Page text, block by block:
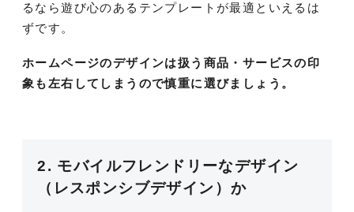
るなら遊び心のあるテンプレートが最適といえるは
ずです。
ホームページのデザインは扱う商品・サービスの印
象も左右してしまうので慎重に選びましょう。
2. モバイルフレンドリーなデザイン
（レスポンシブデザイン）か